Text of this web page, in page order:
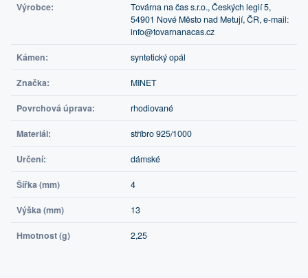
Výrobce:
Továrna na čas s.r.o., Českých legií 5,
54901 Nové Město nad Metují, ČR, e-mail:
info@tovarnanacas.cz
Kámen: syntetický opál
Značka: MINET
Povrchová úprava: rhodiované
Materiál: stříbro 925/1000
Určení: dámské
Šířka (mm) 4
Výška (mm) 13
Hmotnost (g) 2,25